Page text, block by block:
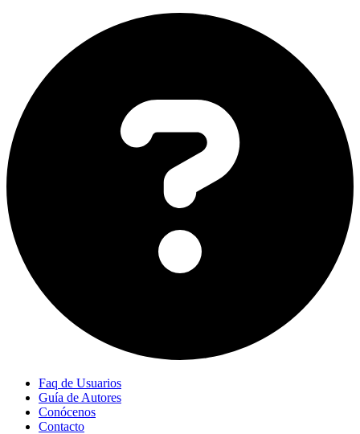
Faq de Usuarios
Guía de Autores
Conócenos
Contacto